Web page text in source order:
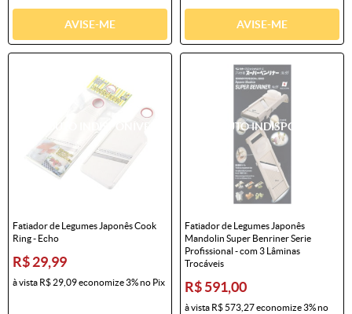
AVISE-ME AVISE-ME
Fatiador de Legumes Japonês Cook
Ring - Echo
R$ 29,99
à vista R$ 29,09economize3%no Pix
Fatiador de Legumes Japonês
Mandolin Super Benriner Serie
Profissional - com 3 Lâminas
Trocáveis
R$ 591,00
à vista R$ 573,27economize3%no